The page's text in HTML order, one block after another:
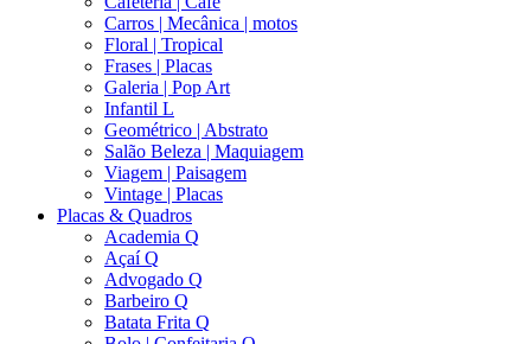
Carros | Mecânica | motos
Floral | Tropical
Frases | Placas
Galeria | Pop Art
Infantil L
Geométrico | Abstrato
Salão Beleza | Maquiagem
Viagem | Paisagem
Vintage | Placas
Placas & Quadros
Academia Q
Açaí Q
Advogado Q
Barbeiro Q
Batata Frita Q